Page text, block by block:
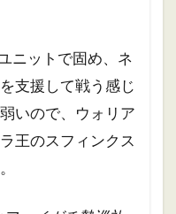
ニットで固め、ネ
支援して戦う感じ
いので、ウォリア
王のスフィンクス